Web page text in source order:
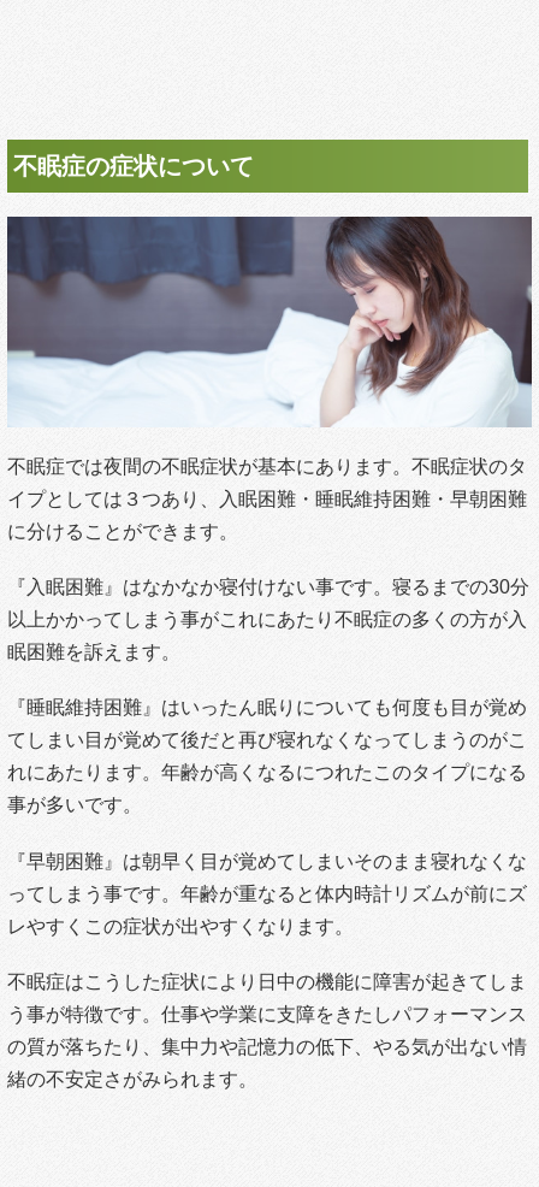
不眠症の症状について
不眠症では夜間の不眠症状が基本にあります。不眠症状のタ
イプとしては３つあり、入眠困難・睡眠維持困難・早朝困難
に分けることができます。
『入眠困難』はなかなか寝付けない事です。寝るまでの30分
以上かかってしまう事がこれにあたり不眠症の多くの方が入
眠困難を訴えます。
『睡眠維持困難』はいったん眠りについても何度も目が覚め
てしまい目が覚めて後だと再び寝れなくなってしまうのがこ
れにあたります。年齢が高くなるにつれたこのタイプになる
事が多いです。
『早朝困難』は朝早く目が覚めてしまいそのまま寝れなくな
ってしまう事です。年齢が重なると体内時計リズムが前にズ
レやすくこの症状が出やすくなります。
不眠症はこうした症状により日中の機能に障害が起きてしま
う事が特徴です。仕事や学業に支障をきたしパフォーマンス
の質が落ちたり、集中力や記憶力の低下、やる気が出ない情
緒の不安定さがみられます。